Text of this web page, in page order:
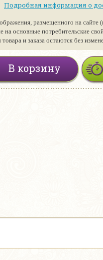
Подробная информация о
размещенного на сайте
основные потребительские
и заказа остаются без
В корзину